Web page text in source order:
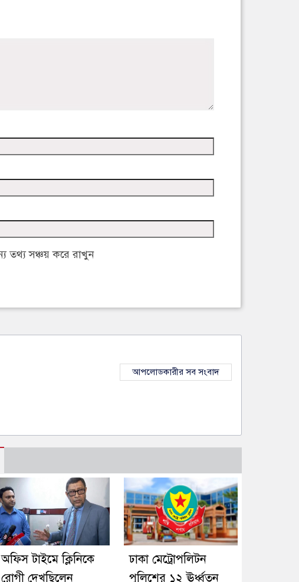
তথ্য সঞ্চয় করে রাখুন
আপলোডকারীর সব সংবাদ
অফিস টাইমে ক্লিনিকে
রোগী দেখছিলেন
ঢাকা মেট্রোপলিটন
পুলিশের ১২ ঊর্ধ্বতন